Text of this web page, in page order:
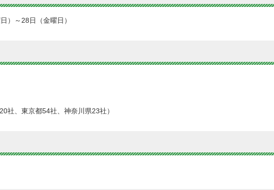
）～28日（金曜日）
社、東京都54社、神奈川県23社）